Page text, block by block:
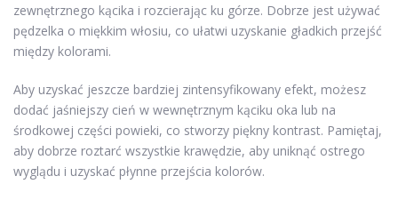
zewnętrznego kącika i rozcierając ku górze. Dobrze jest używać
pędzelka o miękkim włosiu, co ułatwi uzyskanie gładkich przejść
między kolorami.
Aby uzyskać jeszcze bardziej zintensyfikowany efekt, możesz
dodać jaśniejszy cień w wewnętrznym kąciku oka lub na
środkowej części powieki, co stworzy piękny kontrast. Pamiętaj,
aby dobrze roztarć wszystkie krawędzie, aby uniknąć ostrego
wyglądu i uzyskać płynne przejścia kolorów.